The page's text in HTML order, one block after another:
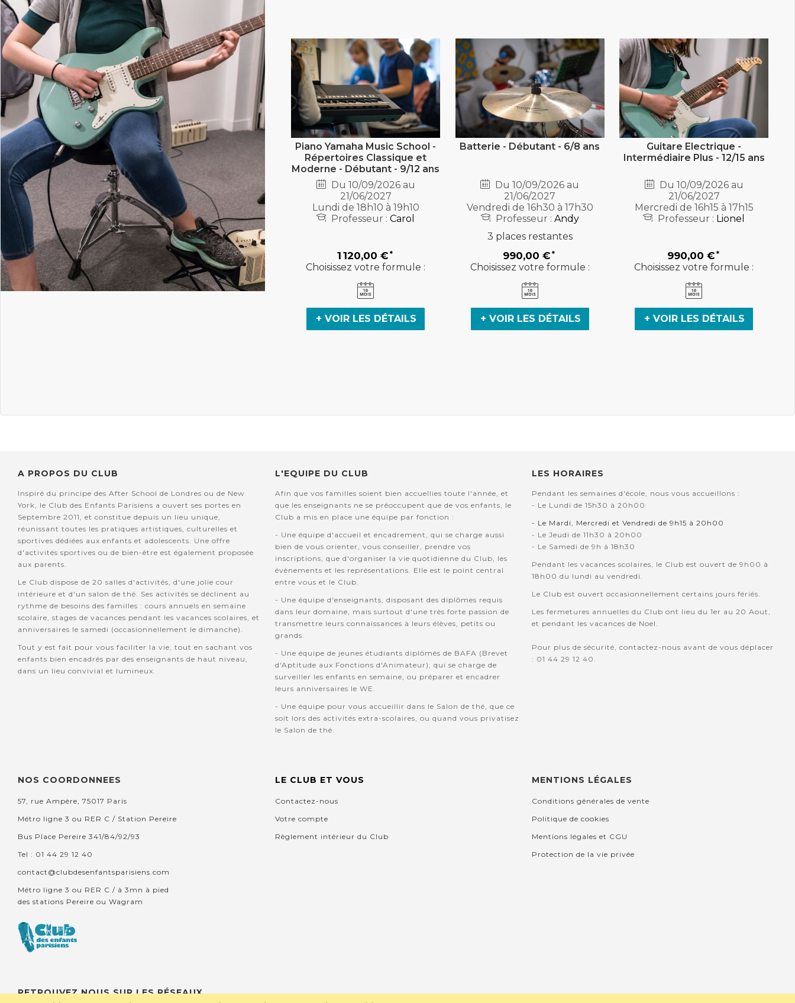
Piano Yamaha Music School -
Répertoires Classique et
Moderne - Débutant - 9/12 ans
Du 10/09/2026 au
21/06/2027
Lundi de 18h10 à 19h10
Professeur :Carol
1 120,00 €
Choisissez votre formule :
+ VOIR LES DÉTAILS
Batterie - Débutant - 6/8 ans
Du 10/09/2026 au
21/06/2027
Vendredi de 16h30 à 17h30
Professeur : Andy
3 places restantes
990,00 €
Choisissez votre formule :
+ VOIR LES DÉTAILS
Guitare Electrique -
Intermédiaire Plus - 12/15 ans
Du 10/09/2026 au
21/06/2027
Mercredi de 16h15 à 17h15
Professeur : Lionel
990,00 €
Choisissez votre formule :
+ VOIR LES DÉTAILS
A PROPOS DU CLUB
Inspiré du principe des After School de Londres ou de New
York, le Club des Enfants Parisiens a ouvert ses portes en
Septembre 2011, et constitue depuis un lieu unique,
réunissant toutes les pratiques artistiques, culturelles et
sportives dédiées aux enfants et adolescents. Une offre
d'activités sportives ou de bien-être est également proposée
aux parents.
Le Club dispose de 20 salles d'activités, d'une jolie cour
intérieure et d'un salon de thé. Ses activités se déclinent au
rythme de besoins des familles : cours annuels en semaine
scolaire, stages de vacances pendant les vacances scolaires, et
anniversaires le samedi (occasionnellement le dimanche).
Tout y est fait pour vous faciliter la vie, tout en sachant vos
enfants bien encadrés par des enseignants de haut niveau,
dans un lieu convivial et lumineux.
L'EQUIPE DU CLUB
Afin que vos familles soient bien accuellies toute l'année, et
que les enseignants ne se préoccupent que de vos enfants, le
Club a mis en place une équipe par fonction :
- Une équipe d'accueil et encadrement, qui se charge aussi
bien de vous orienter, vous conseiller, prendre vos
inscriptions, que d'organiser la vie quotidienne du Club, les
évènements et les représentations. Elle est le point central
entre vous et le Club.
- Une équipe d'enseignants, disposant des diplômes requis
dans leur domaine, mais surtout d'une très forte passion de
transmettre leurs connaissances à leurs élèves, petits ou
grands.
- Une équipe de jeunes étudiants diplômés de BAFA (Brevet
d'Aptitude aux Fonctions d'Animateur); qui se charge de
surveiller les enfants en semaine, ou préparer et encadrer
leurs anniversaires le WE.
- Une équipe pour vous accueillir dans le Salon de thé, que ce
soit lors des activités extra-scolaires, ou quand vous privatisez
le Salon de thé.
LES HORAIRES
Pendant les semaines d'école, nous vous accueillons :
- Le Lundi de 15h30 à 20h00
- Le Mardi, Mercredi et Vendredi de 9h15 à 20h00
- Le Jeudi de 11h30 à 20h00
- Le Samedi de 9h à 18h30
Pendant les vacances scolaires, le Club est ouvert de 9h00 à
18h00 du lundi au vendredi.
Le Club est ouvert occasionnellement certains jours fériés.
Les fermetures annuelles du Club ont lieu du 1er au 20 Aout,
et pendant les vacances de Noel.
Pour plus de sécurité, contactez-nous avant de vous déplacer
: 01 44 29 12 40.
NOS COORDONNEES
57, rue Ampère, 75017 Paris
Métro ligne 3 ou RER C / Station Pereire
Bus Place Pereire 341/84/92/93
Tel : 01 44 29 12 40
contact@clubdesenfantsparisiens.com
Métro ligne 3 ou RER C / à 3mn à pied
des stations Pereire ou Wagram
LE CLUB ET VOUS
Contactez-nous
Votre compte
Règlement intérieur du Club
MENTIONS LÉGALES
Conditions générales de vente
Politique de cookies
Mentions légales et CGU
Protection de la vie privée
RETROUVEZ NOUS SUR LES RÉSEAUX